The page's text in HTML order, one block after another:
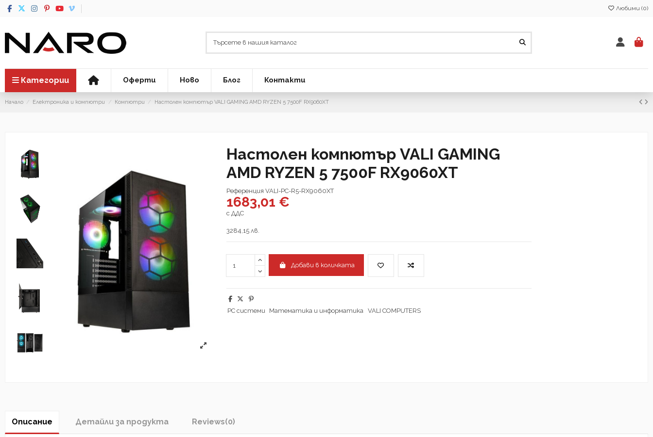
Любими (0)
Категории Оферти Ново Блог Контакти
Начало Електроника и компютри Компютри Настолен компютър VALI GAMING AMD RYZEN 5 7500F RX9060XT
Настолен компютър VALI GAMING
AMD RYZEN 5 7500F RX9060XT
Референция VALI-PC-R5-RX9060XT
1683,01 €
с ДДС
3284,15 лв.
Добави в количката
PC системи Математика и информатика VALI COMPUTERS
Описание Детайли за продукта Reviews(0)